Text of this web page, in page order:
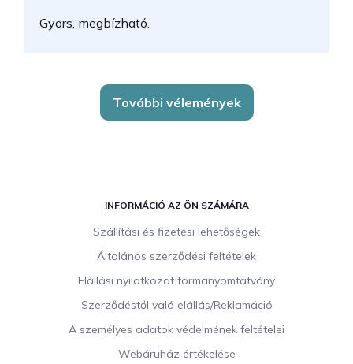
Gyors, megbízható.
További vélemények
INFORMÁCIÓ AZ ÖN SZÁMÁRA
Szállítási és fizetési lehetőségek
Általános szerződési feltételek
Elállási nyilatkozat formanyomtatvány
Szerződéstől való elállás/Reklamáció
A személyes adatok védelmének feltételei
Webáruház értékelése